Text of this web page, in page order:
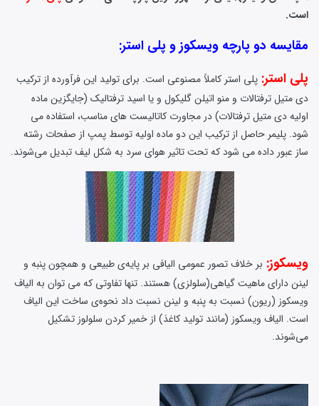
است.
مقایسه دو پارچه ویسکوز و پلی استر:
پلی استر: پلی استر کاملاً مصنوعی است. برای تولید این فرآورده از ترکیب
دی متیل ترفتالات و منو اتیلن گلیکول و یا اسید ترفتالیک (جایگزین ماده
اولیه دی متیل ترفتالات) در مجاورت کاتالیست های مناسب، استفاده می
شود. پلیمر حاصل از ترکیب این دو ماده اولیه توسط پمپ از صفحات رشته
ساز عبور داده می شود که تحت تاثیر هوای سرد به شکل لیف تبدیل می‌شوند.
ویسکوز: بر خلاف تصور عمومی الیافی بر پایه‌ی طبیعی و همچون پنبه و
لینن دارای ماهیت گیاهی(سلولزی) هستند. تنها تفاوتی که می توان به الیاف
ویسکوز (ریون) نسبت به پنبه و لینن نسبت داد نحوه‌ی ساخت این الیاف
است. الیاف ویسکوز (مانند تولید کاغذ) از خمیر کردن سلولوز تشکیل
می‌شوند.